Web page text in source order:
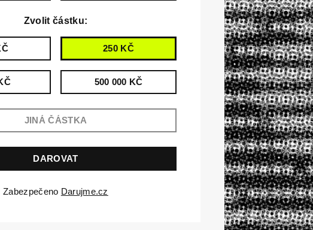
Zvolit částku:
250 KČ
500 000 KČ
Zabezpečeno Darujme.cz